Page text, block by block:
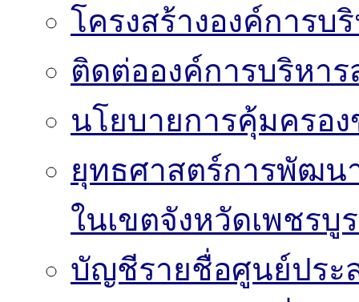
โครงสร้างองค์การ
ติดต่อองค์การบริหา
นโยบายการคุ้มครอ
ยุทธศาสตร์การพัฒน
ในเขตจังหวัดเพชรบู
บัญชีรายชื่อศูนย์ประ